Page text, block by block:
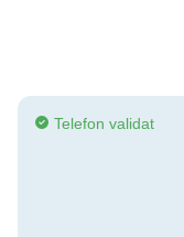
Telefon validat